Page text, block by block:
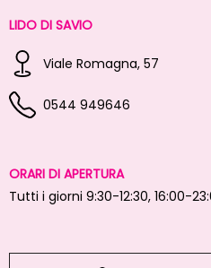
LIDO DI SAVIO
Viale Romagna, 57
0544 949646
ORARI DI APERTURA
Tutti i giorni 9:30-12:30, 16:00-